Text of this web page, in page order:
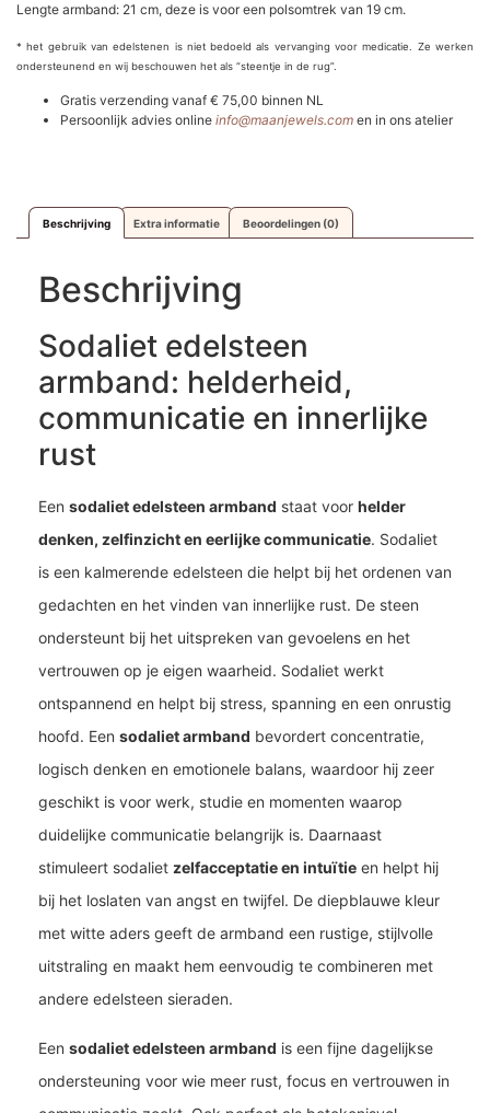
Lengte armband: 21 cm, deze is voor een polsomtrek van 19 cm.
* het gebruik van edelstenen is niet bedoeld als vervanging voor medicatie. Ze werken
ondersteunend en wij beschouwen het als “steentje in de rug”.
Gratis verzending vanaf € 75,00 binnen NL
Persoonlijk advies online info@maanjewels.com en in ons atelier
Beschrijving Extra informatie Beoordelingen (0)
Beschrijving
Sodaliet edelsteen
armband: helderheid,
communicatie en innerlijke
rust
Een sodaliet edelsteen armband staat voor helder
denken, zelfinzicht en eerlijke communicatie. Sodaliet
is een kalmerende edelsteen die helpt bij het ordenen van
gedachten en het vinden van innerlijke rust. De steen
ondersteunt bij het uitspreken van gevoelens en het
vertrouwen op je eigen waarheid. Sodaliet werkt
ontspannend en helpt bij stress, spanning en een onrustig
hoofd. Een sodaliet armband bevordert concentratie,
logisch denken en emotionele balans, waardoor hij zeer
geschikt is voor werk, studie en momenten waarop
duidelijke communicatie belangrijk is. Daarnaast
stimuleert sodaliet zelfacceptatie en intuïtie en helpt hij
bij het loslaten van angst en twijfel. De diepblauwe kleur
met witte aders geeft de armband een rustige, stijlvolle
uitstraling en maakt hem eenvoudig te combineren met
andere edelsteen sieraden.
Een sodaliet edelsteen armband is een fijne dagelijkse
ondersteuning voor wie meer rust, focus en vertrouwen in